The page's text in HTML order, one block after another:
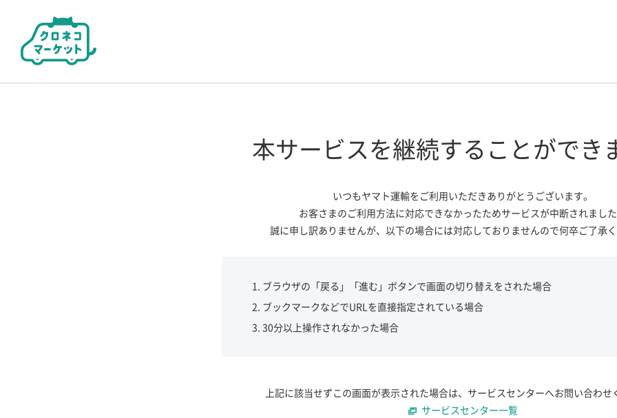
本サービスを継続する ことができ
いつもヤマト運輸をご利用いただきありがとうございます。
お客さまのご利用方法に対応できなかったためサービスが中断されました
誠に申し訳ありませんが、 以下の場合には対応しておりませんので何卒ご了承く
ブラウザの「戻る」「進む」ボタンで画面の切り替えをされた場合
ブックマークなどでURLを直接指定されている場合
30分以上操作されなかった場合
上記に該当せずこの画面が表示された場合は、サービスセンターへお問い合わせ
サービスセンター一覧